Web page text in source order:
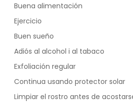
Buena alimentación
Ejercicio
Buen sueño
Adiós al alcohol i al tabaco
Exfoliación regular
Continua usando protector solar
Limpiar el rostro antes de